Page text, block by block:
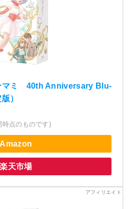
マミ 40th Anniversary Blu-
）
時点のものです)
Amazon
楽天市場